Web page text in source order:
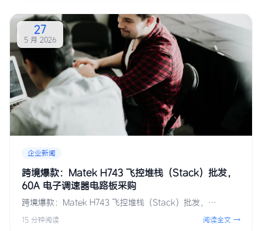
27
5 月 2026
企业新闻
跨境爆款：Matek H743 飞控堆栈（Stack）批发，
60A 电子调速器电路板采购
跨境爆款：Matek H743 飞控堆栈（Stack）批发，…
15 分钟阅读 阅读全文 →